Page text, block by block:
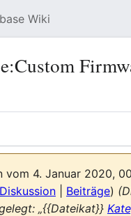
Wiki
:Custom
vom 4. Januar 2020,
Diskussion Beiträge)
„{{Dateikat}}